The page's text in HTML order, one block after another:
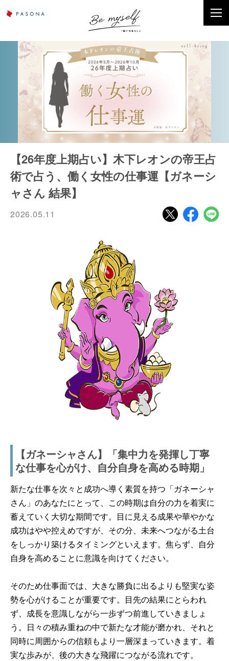
【26年度上期占い】木下レオンの帝王占
術で占う、働く女性の仕事運【ガネーシ
ャさん 結果】
2026.05.11
【ガネーシャさん】「集中力を発揮し丁寧
な仕事を心がけ、自分自身を高める時期」
新たな仕事を次々と成功へ導く素質を持つ「ガネーシャ
さん」のあなたにとって、この時期は自分の力を着実に
蓄えていく大切な期間です。目に見える成果や華やかな
成功はやや控えめですが、その分、未来へつながる土台
をしっかり築けるタイミングといえます。焦らず、自分
自身を高めることに意識を向けてください。
そのため仕事面では、大きな勝負に出るよりも堅実な姿
勢を心がけることが重要です。目先の結果にとらわれ
ず、成長を意識しながら一歩ずつ前進していきましょ
う。日々の積み重ねの中で新たな才能が磨かれ、それと
同時に周囲からの信頼もより一層深まっていきます。着
実な歩みが、後の大きな飛躍につながる流れです。